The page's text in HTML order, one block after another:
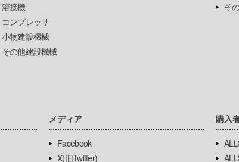
溶接機
コンプレッサ
小物建設機械
その他建設機械
そ
メディア
Facebook
X(旧Twitter)
購入